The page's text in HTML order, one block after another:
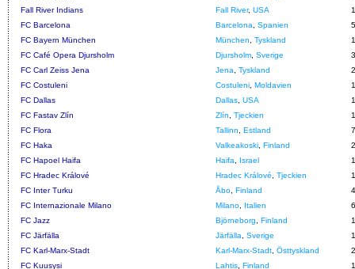
Fall River Indians
Fall River, USA
1
FC Barcelona
Barcelona Spanien
5
FC Bayern München
München Tyskland
1
FC Café Opera Djursholm
Djursholm Sverige
3
FC Carl Zeiss Jena
Jena Tyskland
2
FC Costuleni
Costuleni Moldavien
1
FC Dallas
Dallas USA
1
FC Fastav Zlín
Zlín Tjeckien
1
FC Flora
Tallinn Estland
7
FC Haka
Valkeakoski Finland
2
FC Hapoel Haifa
Haifa Israel
1
FC Hradec Králové
Hradec Králové Tjeckien
1
FC Inter Turku
Åbo Finland
4
FC Internazionale Milano
Milano Italien
6
FC Jazz
Björneborg Finland
1
FC Järfälla
Järfälla Sverige
1
FC Karl-Marx-Stadt
Karl-Marx-Stadt Östtyskland
2
FC Kuusysi
Lahtis Finland
1